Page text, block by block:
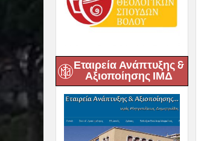
Εταιρεία Ανάπτυξης &
Αξιοποίησης ΙΜΔ